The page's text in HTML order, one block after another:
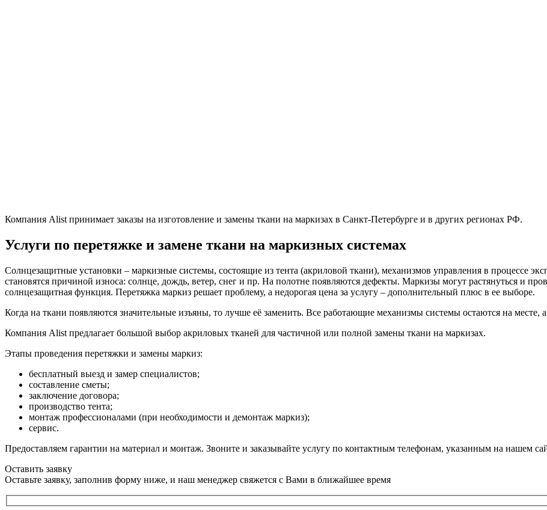
Компания Alist принимает заказы на изготовление и замены ткани на маркизах в Санкт-Петербурге и в других регионах РФ.
Услуги по перетяжке и замене ткани на маркизных системах
Солнцезащитные установки – маркизные системы, состоящие из тента (акриловой ткани), механизмов управления в процессе
становятся причиной износа: солнце, дождь, ветер, снег и пр. На полотне появляются дефекты. Маркизы могут растянуться и
солнцезащитная функция. Перетяжка маркиз решает проблему, а недорогая цена за услугу – дополнительный плюс в ее выборе.
Когда на ткани появляются значительные изъяны, то лучше её заменить. Все работающие механизмы системы остаются на месте,
Компания Alist предлагает большой выбор акриловых тканей для частичной или полной замены ткани на маркизах.
Этапы проведения перетяжки и замены маркиз:
бесплатный выезд и замер специалистов;
составление сметы;
заключение договора;
производство тента;
монтаж профессионалами (при необходимости и демонтаж маркиз);
сервис.
Предоставляем гарантии на материал и монтаж. Звоните и заказывайте услугу по контактным телефонам, указанным на нашем
Оставить заявку
Оставьте заявку, заполнив форму ниже, и наш менеджер свяжется с Вами в ближайшее время